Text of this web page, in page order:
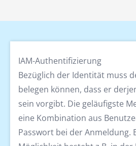
IAM-Authentifizierung
Bezüglich der Identität muss
belegen können, dass er
sein vorgibt. Die geläufigste
eine Kombination aus
Passwort bei der Anmeldung.